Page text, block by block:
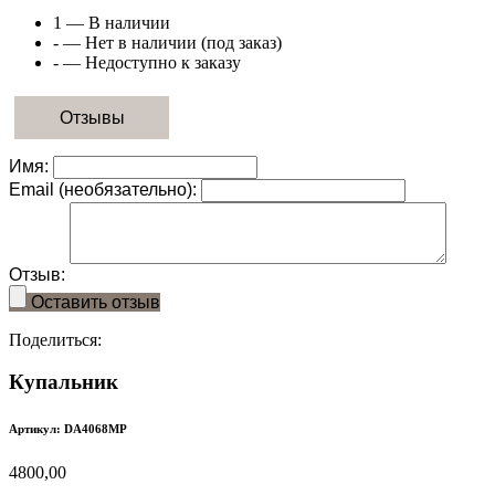
1 — В наличии
- — Нет в наличии (под заказ)
- — Недоступно к заказу
Отзывы
Имя:
Email (необязательно):
Отзыв:
Оставить отзыв
Поделиться:
Купальник
Артикул: DA4068MP
4800,00